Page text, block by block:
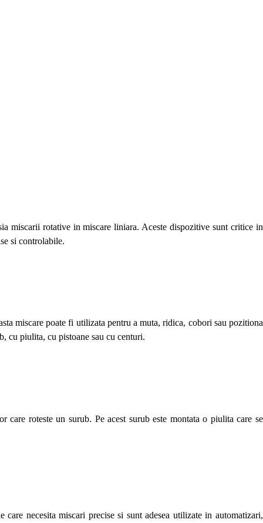
miscarii rotative in miscare liniara. Aceste dispozitive sunt critice in
si controlabile.
miscare poate fi utilizata pentru a muta, ridica, cobori sau pozitiona
cu piulita, cu pistoane sau cu centuri.
roteste un surub. Pe acest surub este montata o piulita care se
necesita miscari precise si sunt adesea utilizate in automatizari,